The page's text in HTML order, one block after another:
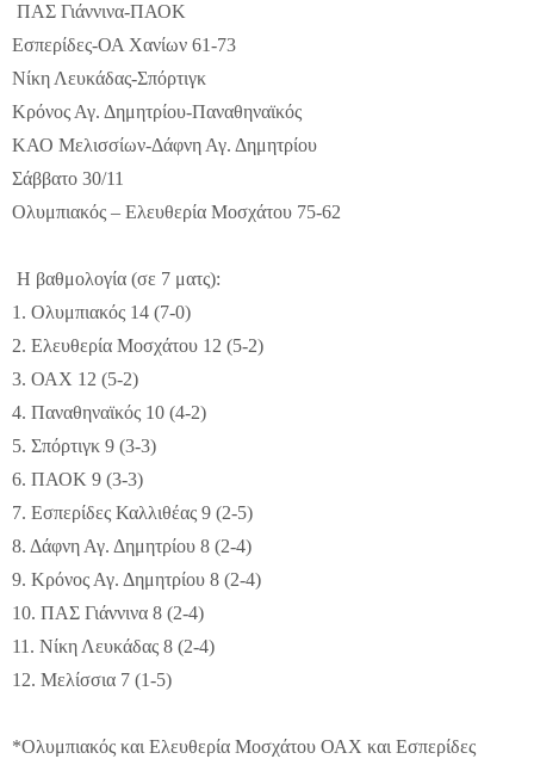
ΠΑΣ Γιάννινα-ΠΑΟΚ
Εσπερίδες-ΟΑ Χανίων 61-73
Νίκη Λευκάδας-Σπόρτιγκ
Κρόνος Αγ. Δημητρίου-Παναθηναϊκός
ΚΑΟ Μελισσίων-Δάφνη Αγ. Δημητρίου
Σάββατο 30/11
Ολυμπιακός – Ελευθερία Μοσχάτου 75-62
Η βαθμολογία (σε 7 ματς):
1. Ολυμπιακός 14 (7-0)
2. Ελευθερία Μοσχάτου 12 (5-2)
3. ΟΑΧ 12 (5-2)
4. Παναθηναϊκός 10 (4-2)
5. Σπόρτιγκ 9 (3-3)
6. ΠΑΟΚ 9 (3-3)
7. Εσπερίδες Καλλιθέας 9 (2-5)
8. Δάφνη Αγ. Δημητρίου 8 (2-4)
9. Κρόνος Αγ. Δημητρίου 8 (2-4)
10. ΠΑΣ Γιάννινα 8 (2-4)
11. Νίκη Λευκάδας 8 (2-4)
12. Μελίσσια 7 (1-5)
*Ολυμπιακός και Ελευθερία Μοσχάτου ΟΑΧ και Εσπερίδες